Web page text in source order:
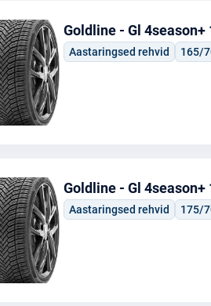
Goldline - Gl 4season+
Aastaringsed rehvid 165/
Goldline - Gl 4season+
Aastaringsed rehvid 175/